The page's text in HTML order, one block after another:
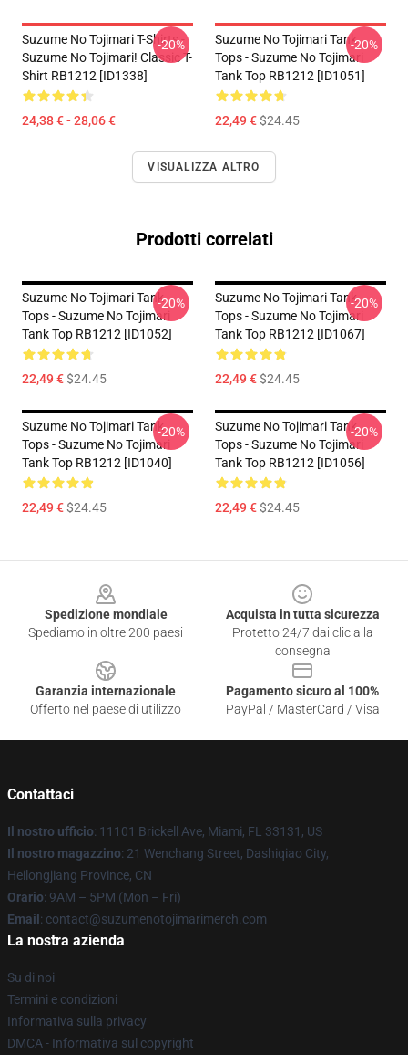
Suzume No Tojimari T-Shirts -
Suzume No Tojimari! Classic T-
Shirt RB1212 [ID1338]
24,38 € - 28,06 €
-20%
Suzume No Tojimari Tank
Tops - Suzume No Tojimari
Tank Top RB1212 [ID1051]
22,49 €$24.45
-20%
VISUALIZZA ALTRO
Prodotti correlati
Suzume No Tojimari Tank
Tops - Suzume No Tojimari
Tank Top RB1212 [ID1052]
22,49 €$24.45
-20%
Suzume No Tojimari Tank
Tops - Suzume No Tojimari
Tank Top RB1212 [ID1067]
22,49 €$24.45
-20%
Suzume No Tojimari Tank
Tops - Suzume No Tojimari
Tank Top RB1212 [ID1040]
22,49 €$24.45
-20%
Suzume No Tojimari Tank
Tops - Suzume No Tojimari
Tank Top RB1212 [ID1056]
22,49 €$24.45
-20%
Spedizione mondiale
Spediamo in oltre 200 paesi
Acquista in tutta sicurezza
Protetto 24/7 dai clic alla
consegna
Garanzia internazionale
Offerto nel paese di utilizzo
Pagamento sicuro al 100%
PayPal / MasterCard / Visa
Contattaci
Il nostro ufficio: 11101 Brickell Ave, Miami, FL 33131, US
Il nostro magazzino: 21 Wenchang Street, Dashiqiao City,
Heilongjiang Province, CN
Orario: 9AM – 5PM (Mon – Fri)
Email : contact@suzumenotojimarimerch.com
La nostra azienda
Su di noi
Termini e condizioni
Informativa sulla privacy
DMCA - Informativa sul copyright